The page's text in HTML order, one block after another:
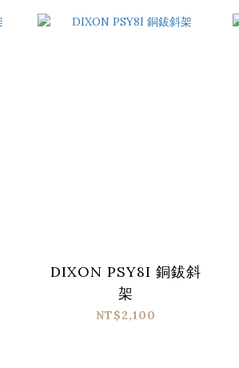
DIXON PSY8I 銅鈸斜
架
NT$2,100